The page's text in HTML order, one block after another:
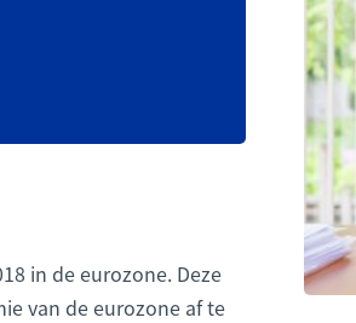
in de eurozone. Deze
van de eurozone af te